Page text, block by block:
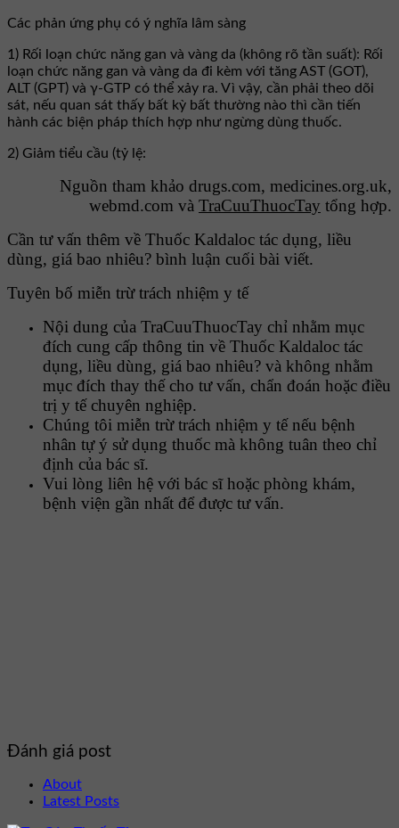
Các phản ứng phụ có ý nghĩa lâm sàng
1) Rối loạn chức năng gan và vàng da (không rõ tần suất): Rối
loạn chức năng gan và vàng da đi kèm với tăng AST (GOT),
ALT (GPT) và γ-GTP có thể xảy ra. Vì vậy, cần phải theo dõi
sát, nếu quan sát thấy bất kỳ bất thường nào thì cần tiến
hành các biện pháp thích hợp như ngừng dùng thuốc.
2) Giảm tiểu cầu (tỷ lệ:
Nguồn tham khảo drugs.com, medicines.org.uk,
webmd.com và TraCuuThuocTay tổng hợp.
Cần tư vấn thêm về Thuốc Kaldaloc tác dụng, liều
dùng, giá bao nhiêu? bình luận cuối bài viết.
Tuyên bố miễn trừ trách nhiệm y tế
Nội dung của TraCuuThuocTay chỉ nhằm mục
đích cung cấp thông tin về Thuốc Kaldaloc tác
dụng, liều dùng, giá bao nhiêu? và không nhằm
mục đích thay thế cho tư vấn, chẩn đoán hoặc điều
trị y tế chuyên nghiệp.
Chúng tôi miễn trừ trách nhiệm y tế nếu bệnh
nhân tự ý sử dụng thuốc mà không tuân theo chỉ
định của bác sĩ.
Vui lòng liên hệ với bác sĩ hoặc phòng khám,
bệnh viện gần nhất để được tư vấn.
Đánh giá post
About
Latest Posts